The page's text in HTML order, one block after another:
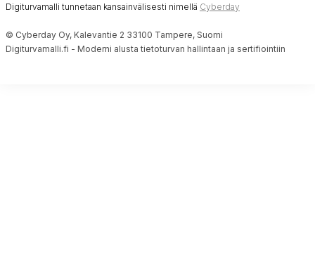
Digiturvamalli tunnetaan kansainvälisesti nimellä Cyberday
© Cyberday Oy, Kalevantie 2 33100 Tampere, Suomi
Digiturvamalli.fi - Moderni alusta tietoturvan hallintaan ja sertifiointiin